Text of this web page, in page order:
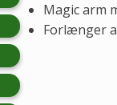
Magic arm
Forlænger